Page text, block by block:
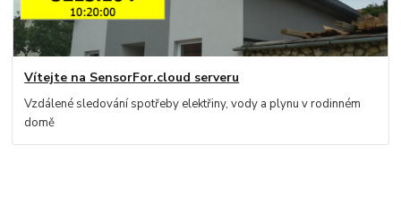
Vítejte na SensorFor.cloud serveru
Vzdálené sledování spotřeby elektřiny, vody a plynu v rodinném
domě